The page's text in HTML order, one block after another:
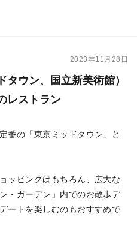
2023年11月28日
ウン、国立新美術館）
レストラン
番の「東京ミッドタウン」と
ッピングはもちろん、広大な
・ガーデン」内でのお散歩デ
ートを楽しむのもおすすめで